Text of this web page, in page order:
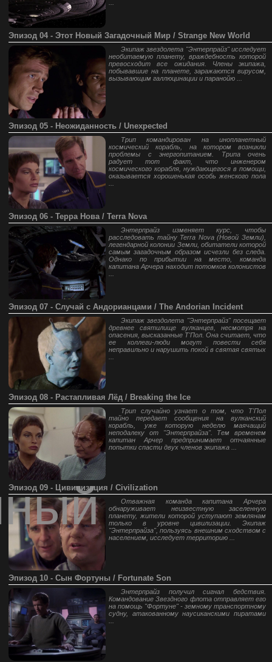
Эпизод 04 - Этот Новый Загадочный Мир / Strange New World
Экипаж звездолета "Энтерпрайз" исследует
необитаемую планету, враждебность которой
превосходит все ожидания. Члены экипажа,
побывавшие на планете, заражаются вирусом,
вызывающим галлюцинации и паранойю ...
Эпизод 05 - Неожиданность / Unexpected
Трип командирован на инопланетный
космический корабль, на котором возникли
проблемы с энергопитанием. Трипа очень
радует тот факт, что инженером
космического корабля, нуждающегося в помощи,
оказывается хорошенькая особь женского пола
Эпизод 06 - Терра Нова / Terra Nova
Энтерпрайз изменяет курс, чтобы
расследовать тайну Terra Nova (Новой Земли),
легендарной колонии Земли, обитатели которой
самым загадочным образом исчезли без следа.
Однако по прибытии на место, команда
капитана Арчера находит потомков колонистов
Эпизод 07 - Случай с Андорианцами / The Andorian Incident
Экипаж звездолета "Энтерпрайз" посещает
древнее святилище вулканцев, несмотря на
опасения, высказанные Т'Пол. Она считает, что
ее коллеги-люди могут повести себя
неправильно и нарушить покой в святая святых
Эпизод 08 - Растапливая Лёд / Breaking the Ice
Трип случайно узнает о том, что Т'Пол
тайно передает сообщения на вулканский
корабль, уже которую неделю маячащий
неподалеку от "Энтерпрайза". Тем временем
капитан Арчер предпринимает отчаянные
попытки спасти двух членов экипажа ...
Эпизод 09 - Цивилизация / Civilization
Отважная команда капитана Арчера
обнаруживает неизвестную заселенную
планету, жители которой уступают землянам
только в уровне цивилизации. Экипаж
"Энтерпрайза", пользуясь внешним сходством с
населением, исследует территорию ...
Эпизод 10 - Сын Фортуны / Fortunate Son
Энтерпрайз получил сигнал бедствия.
Командование Звездного флота отправляет его
на помощь "Фортуне" - земному транспортному
судну, атакованному наусиканскими пиратами